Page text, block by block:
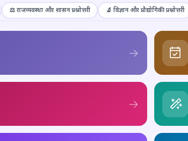
⚖️ राजव्यवस्था और शासन प्रश्नोत्तरी 🔬 विज्ञान और प्रौद्योगिकी प्रश्नोत्तरी